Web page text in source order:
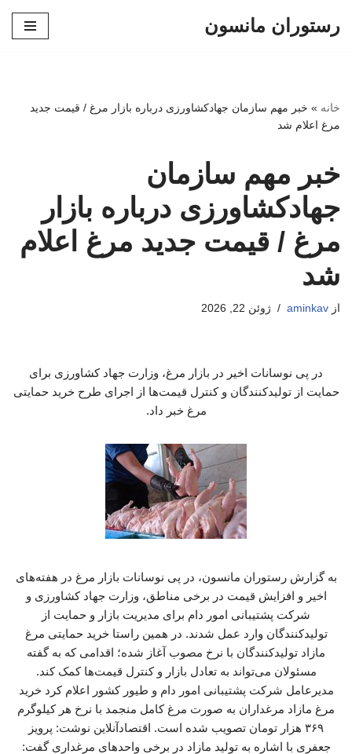
رستوران مانسون
خانه » خبر مهم سازمان جهادکشاورزی درباره بازار مرغ / قیمت جدید
مرغ اعلام شد
خبر مهم سازمان
جهادکشاورزی درباره بازار
مرغ / قیمت جدید مرغ اعلام
شد
از aminkav ژوئن 22, 2026
در پی نوسانات اخیر در بازار مرغ، وزارت جهاد کشاورزی برای
حمایت از تولیدکنندگان و کنترل قیمت‌ها از اجرای طرح خرید حمایتی
مرغ خبر داد.
به گزارش رستوران مانسون، در پی نوسانات بازار مرغ در هفته‌های
اخیر و افزایش قیمت در برخی مناطق، وزارت جهاد کشاورزی و
شرکت پشتیبانی امور دام برای مدیریت بازار و حمایت از
تولیدکنندگان وارد عمل شدند. در همین راستا خرید حمایتی مرغ
مازاد تولیدکنندگان با نرخ مصوب آغاز شده؛ اقدامی که به گفته
مسئولان می‌تواند به تعادل بازار و کنترل قیمت‌ها کمک کند.
مدیرعامل شرکت پشتیبانی امور دام و طیور کشور اعلام کرد خرید
مرغ مازاد مرغداران به صورت مرغ کامل منجمد با نرخ هر کیلوگرم
۳۶۹ هزار تومان تصویب شده است. اقتصادآنلاین نوشت: پرویز
جعفری با اشاره به تولید مازاد در برخی واحدهای مرغداری گفت: